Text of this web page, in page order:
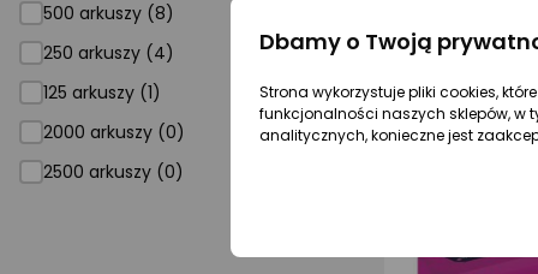
500 arkuszy (8)
250 arkuszy (4)
125 arkuszy (1)
2000 arkuszy (0)
2500 arkuszy (0)
Dbamy o Twoją
Strona wykorzystuje pliki cookies,
funkcjonalności naszych sklepów, w
analitycznych, konieczne jest